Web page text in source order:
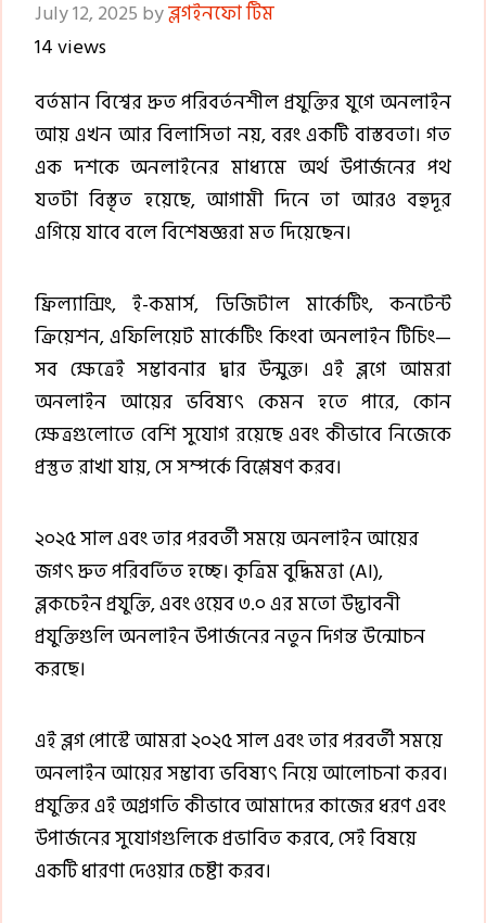
July 12, 2025 byব্লগইনফো টিম
14 views
বর্তমান বিশ্বের দ্রুত পরিবর্তনশীল প্রযুক্তির যুগে অনলাইন
আয় এখন আর বিলাসিতা নয়, বরং একটি বাস্তবতা। গত
এক দশকে অনলাইনের মাধ্যমে অর্থ উপার্জনের পথ
যতটা বিস্তৃত হয়েছে, আগামী দিনে তা আরও বহুদূর
এগিয়ে যাবে বলে বিশেষজ্ঞরা মত দিয়েছেন।
ফ্রিল্যান্সিং, ই-কমার্স, ডিজিটাল মার্কেটিং, কনটেন্ট
ক্রিয়েশন, এফিলিয়েট মার্কেটিং কিংবা অনলাইন টিচিং—
সব ক্ষেত্রেই সম্ভাবনার দ্বার উন্মুক্ত। এই ব্লগে আমরা
অনলাইন আয়ের ভবিষ্যৎ কেমন হতে পারে, কোন
ক্ষেত্রগুলোতে বেশি সুযোগ রয়েছে এবং কীভাবে নিজেকে
প্রস্তুত রাখা যায়, সে সম্পর্কে বিশ্লেষণ করব।
২০২৫ সাল এবং তার পরবর্তী সময়ে অনলাইন আয়ের
জগৎ দ্রুত পরিবর্তিত হচ্ছে। কৃত্রিম বুদ্ধিমত্তা (AI),
ব্লকচেইন প্রযুক্তি, এবং ওয়েব ৩.০ এর মতো উদ্ভাবনী
প্রযুক্তিগুলি অনলাইন উপার্জনের নতুন দিগন্ত উন্মোচন
করছে।
এই ব্লগ পোস্টে আমরা ২০২৫ সাল এবং তার পরবর্তী সময়ে
অনলাইন আয়ের সম্ভাব্য ভবিষ্যৎ নিয়ে আলোচনা করব।
প্রযুক্তির এই অগ্রগতি কীভাবে আমাদের কাজের ধরণ এবং
উপার্জনের সুযোগগুলিকে প্রভাবিত করবে, সেই বিষয়ে
একটি ধারণা দেওয়ার চেষ্টা করব।